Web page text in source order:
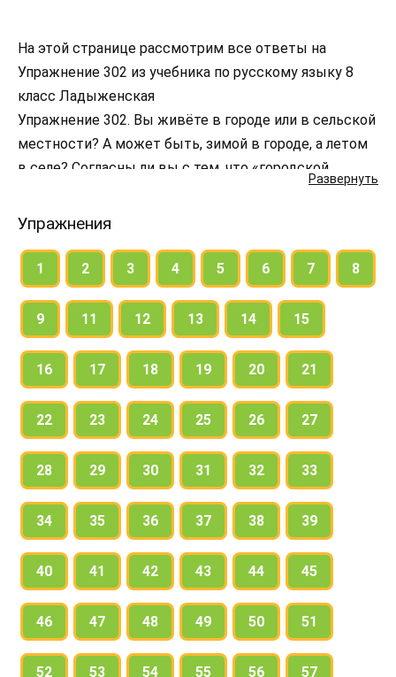
Развернуть
На этой странице рассмотрим все ответы на
Упражнение 302 из учебника по русскому языку 8
класс Ладыженская
Упражнение 302. Вы живёте в городе или в сельской
местности? А может быть, зимой в городе, а летом
в селе? Согласны ли вы с тем, что «городской
Напишите сочинение-рассуждение в форме ответа
аргументы — факты, примеры, ссылки на авторитет;
концовку, которая должна подвести итог
изложенному.
Упражнения
1 2 3 4 5 6 7 8
9 11 12 13 14 15
16 17 18 19 20 21
22 23 24 25 26 27
28 29 30 31 32 33
34 35 36 37 38 39
40 41 42 43 44 45
46 47 48 49 50 51
52 53 54 55 56 57